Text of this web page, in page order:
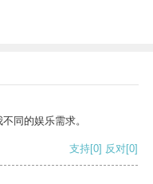
同的娱乐需求。
支持[0] 反对[0]